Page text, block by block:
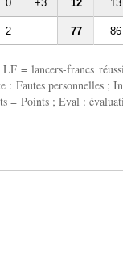
0 +3 12 13
2 77 86
= lancers-francs
: Fautes personnelles ;
= Points ; Eval :